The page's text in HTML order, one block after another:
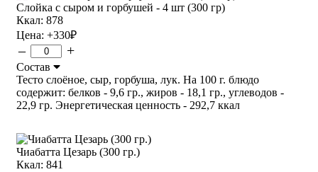
Слойка с сыром и горбушей - 4 шт (300 гр)
Ккал: 878
Цена: +330₽
– +
Состав
Тесто слоёное, сыр, горбуша, лук. На 100 г. блюдо
содержит: белков - 9,6 гр., жиров - 18,1 гр., углеводов -
22,9 гр. Энергетическая ценность - 292,7 ккал
Чиабатта Цезарь (300 гр.)
Ккал: 841